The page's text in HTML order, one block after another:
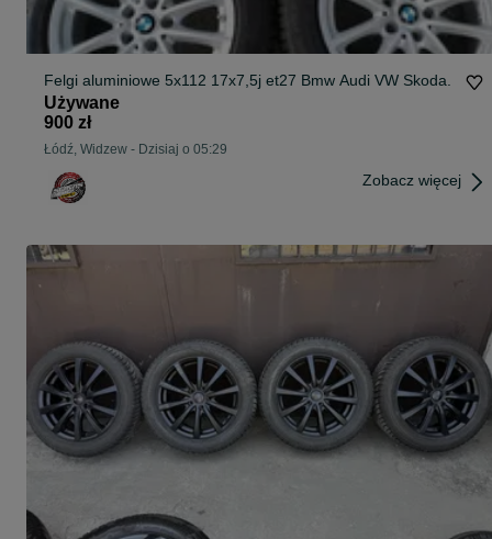
Felgi aluminiowe 5x112 17x7,5j et27 Bmw Audi VW Skoda.
Używane
900 zł
Łódź, Widzew - Dzisiaj o 05:29
Zobacz więcej